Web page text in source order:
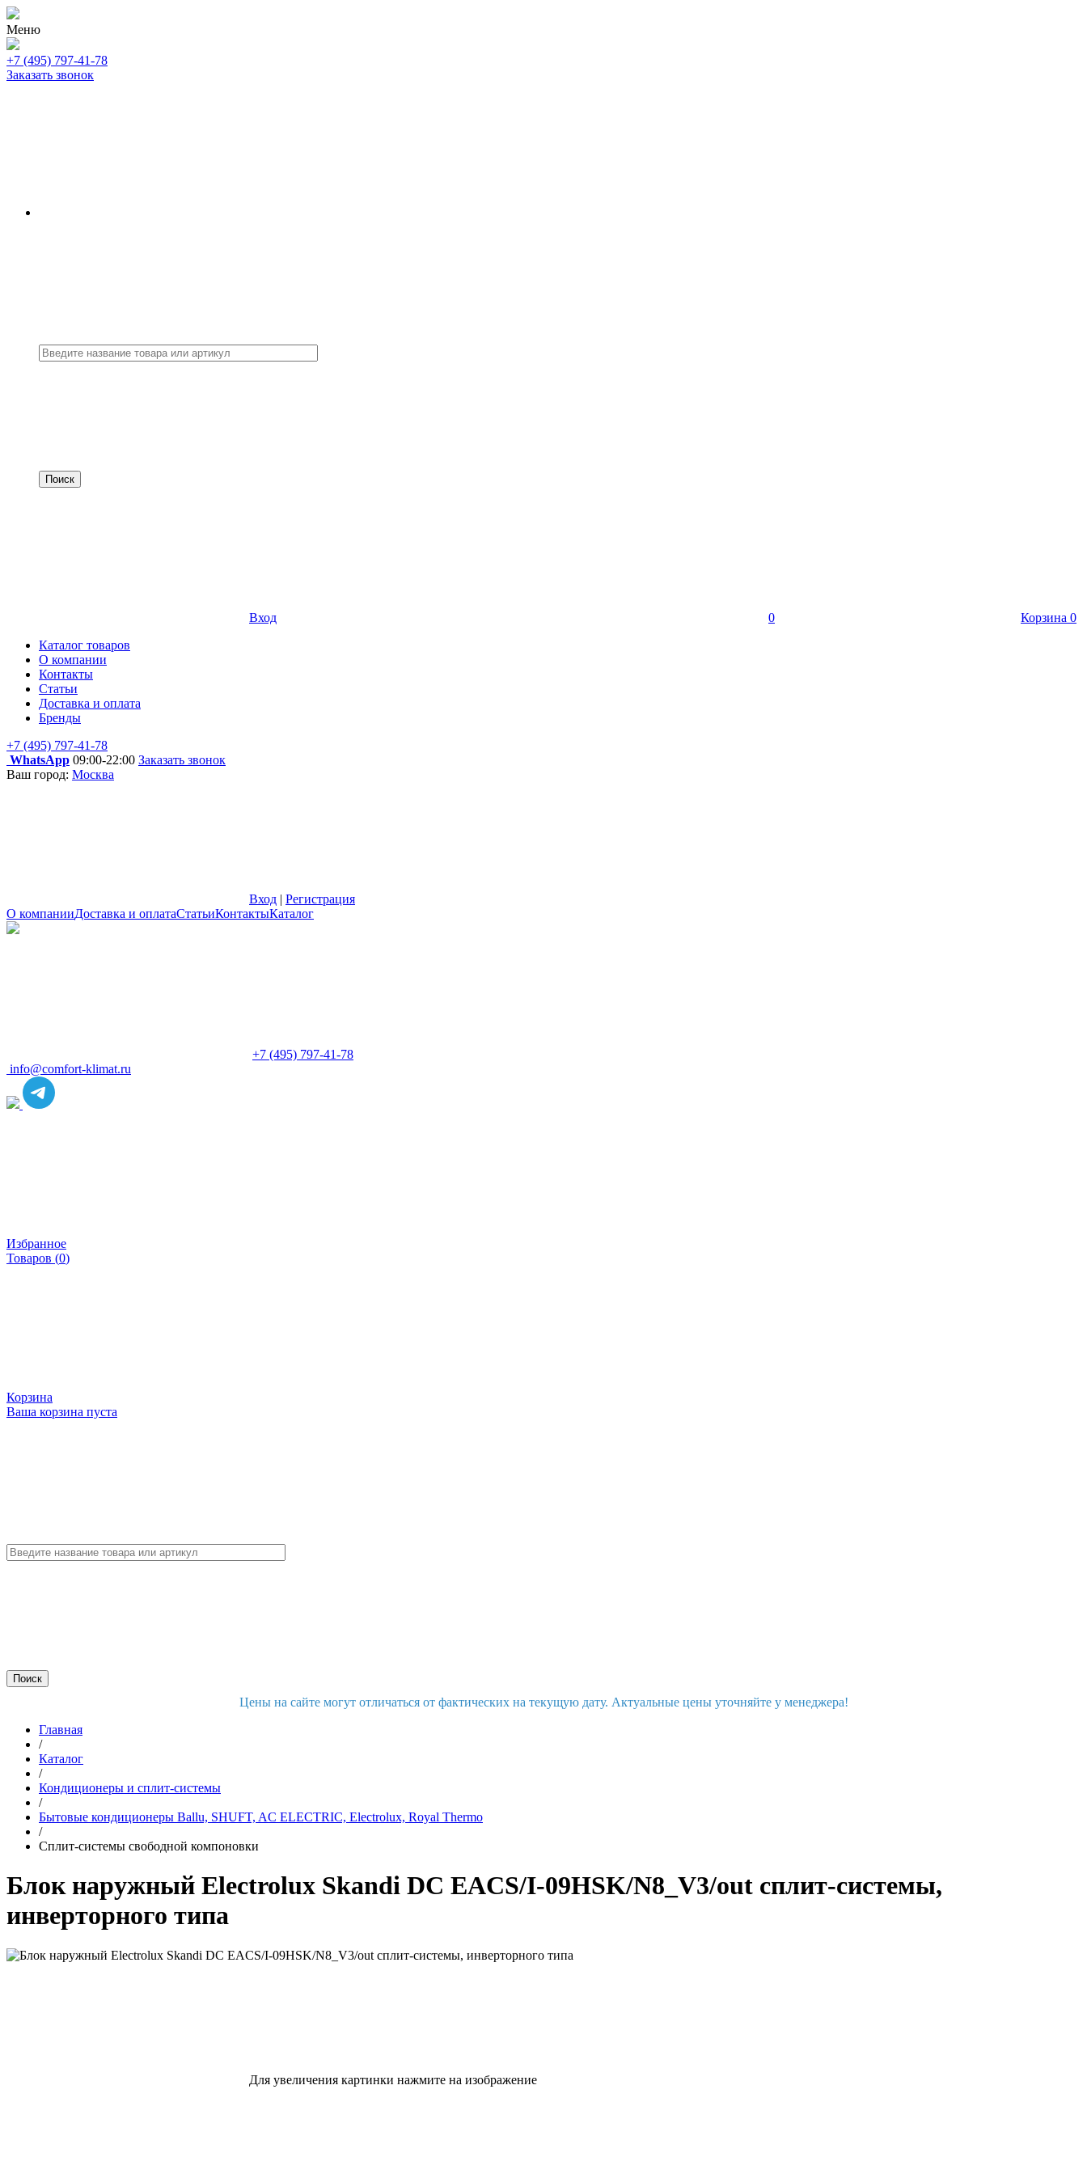
Меню
+7 (495) 797-41-78
Заказать звонок
Вход 0 Корзина 0
Каталог товаров
О компании
Контакты
Статьи
Доставка и оплата
Бренды
+7 (495) 797-41-78
WhatsApp 09:00-22:00 Заказать звонок
Ваш город: Москва
Вход | Регистрация
О компанииДоставка и оплатаСтатьиКонтактыКаталог
+7 (495) 797-41-78
info@comfort-klimat.ru
Избранное
Товаров (0)
Корзина
Ваша корзина пуста
Цены на сайте могут отличаться от фактических на текущую дату. Актуальные цены уточняйте у менеджера!
Главная
/
Каталог
/
Кондиционеры и сплит-системы
/
Бытовые кондиционеры Ballu, SHUFT, AC ELECTRIC, Electrolux, Royal Thermo
/
Сплит-системы свободной компоновки
Блок наружный Electrolux Skandi DC EACS/I-09HSK/N8_V3/out сплит-системы,
инверторного типа
Для увеличения картинки нажмите на изображение